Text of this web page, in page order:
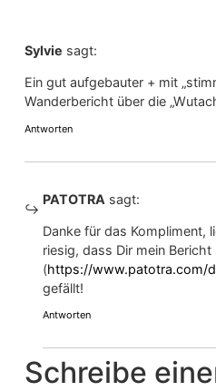
Sylvie sagt:
Ein gut aufgebauter + mit
Wanderbericht über die
Antworten
PATOTRA sagt:
Danke für das Kompliment,
riesig, dass Dir mein
(https://www.patotra.com/
gefällt!
Antworten
Schreibe